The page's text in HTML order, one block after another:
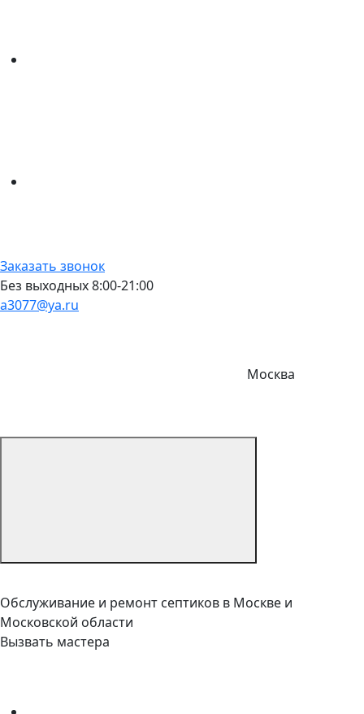
Заказать звонок
Без выходных 8:00-21:00
a3077@ya.ru
Москва
Обслуживание и ремонт септиков в Москве и
Московской области
Вызвать мастера